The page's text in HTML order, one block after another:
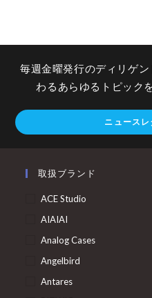
毎週金曜発行のディリゲ
わるあらゆるトピック
ニュース
取扱ブランド
ACE Studio
AIAIAI
Analog Cases
Angelbird
Antares